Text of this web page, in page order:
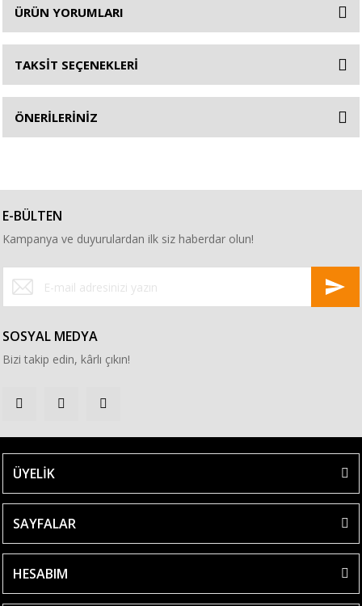
ÜRÜN YORUMLARI
TAKSİT SEÇENEKLERİ
ÖNERİLERİNİZ
E-BÜLTEN
Kampanya ve duyurulardan ilk siz haberdar olun!
SOSYAL MEDYA
Bizi takip edin, kârlı çıkın!
ÜYELİK
SAYFALAR
HESABIM